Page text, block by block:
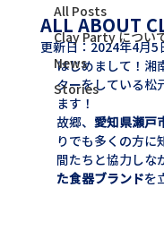
All Posts
Clay Party につい
News
Stories
ALL ABOUT
更新日： 2024年4月5
はじめまして！湘
ターをしている松
ます！
故郷、 愛知県瀬戸
りでも多くの方に
間たちと協力しな
た食器ブランドを